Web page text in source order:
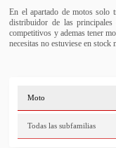
En el apartado de motos solo
distribuidor de las principales
competitivos y ademas tener
necesitas no estuviese en stock